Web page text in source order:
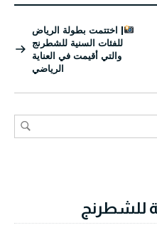
| اختتمت بطولة الرياض
للفئات السنية للشطرنج
والتي أقيمت في العناية
الرياضي
للشطرنج